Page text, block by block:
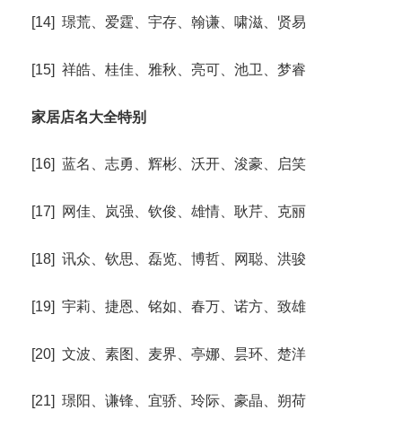
[14] 璟荒、爱霆、宇存、翰谦、啸滋、贤易
[15] 祥皓、桂佳、雅秋、亮可、池卫、梦睿
家居店名大全特别
[16] 蓝名、志勇、辉彬、沃开、浚豪、启笑
[17] 网佳、岚强、钦俊、雄情、耿芹、克丽
[18] 讯众、钦思、磊览、博哲、网聪、洪骏
[19] 宇莉、捷恩、铭如、春万、诺方、致雄
[20] 文波、素图、麦界、亭娜、昙环、楚洋
[21] 璟阳、谦锋、宜骄、玲际、豪晶、朔荷